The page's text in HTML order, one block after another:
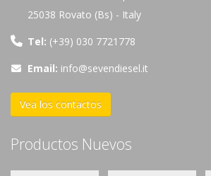
25038 Rovato (Bs) - Italy
Tel: (+39) 030 7721778
Email: info@sevendiesel.it
Vea los contactos
Productos Nuevos